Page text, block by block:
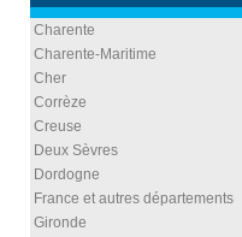
Charente
Charente-Maritime
Cher
Corrèze
Creuse
Deux Sèvres
Dordogne
France et autres départements
Gironde